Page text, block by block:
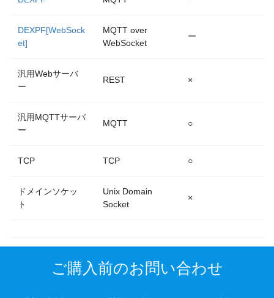
DEXPF[WebSock
et]
MQTT over
WebSocket
ー
汎用Webサーバ
ー
REST ×
汎用MQTTサーバ
ー
MQTT ○
TCP TCP ○
ドメインソケッ
ト
Unix Domain
Socket
×
ご購入前のお問い合わせ